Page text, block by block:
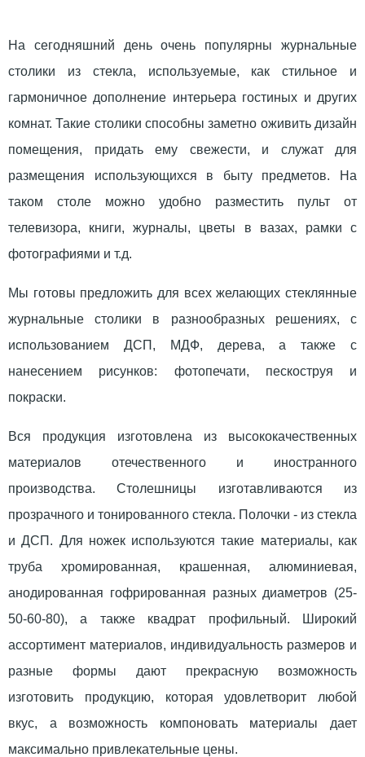
На сегодняшний день очень популярны журнальные
столики из стекла, используемые, как стильное и
гармоничное дополнение интерьера гостиных и других
комнат. Такие столики способны заметно оживить дизайн
помещения, придать ему свежести, и служат для
размещения использующихся в быту предметов. На
таком столе можно удобно разместить пульт от
телевизора, книги, журналы, цветы в вазах, рамки с
фотографиями и т.д.
Мы готовы предложить для всех желающих стеклянные
журнальные столики в разнообразных решениях, с
использованием ДСП, МДФ, дерева, а также с
нанесением рисунков: фотопечати, пескоструя и
покраски.
Вся продукция изготовлена из высококачественных
материалов отечественного и иностранного
производства. Столешницы изготавливаются из
прозрачного и тонированного стекла. Полочки - из стекла
и ДСП. Для ножек используются такие материалы, как
труба хромированная, крашенная, алюминиевая,
анодированная гофрированная разных диаметров (25-
50-60-80), а также квадрат профильный. Широкий
ассортимент материалов, индивидуальность размеров и
разные формы дают прекрасную возможность
изготовить продукцию, которая удовлетворит любой
вкус, а возможность компоновать материалы дает
максимально привлекательные цены.